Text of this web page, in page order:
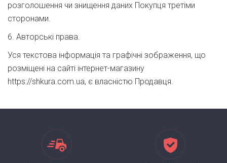
розголошення чи знищення даних Покупця третіми
сторонами.
6. Авторські права.
Уся текстова інформація та графічні зображення, що
розміщені на сайті інтернет-магазину
https://shkura.com.ua, є власністю Продавця.